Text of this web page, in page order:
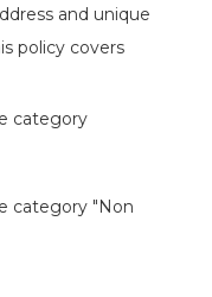
and unique
policy covers
category
category "Non